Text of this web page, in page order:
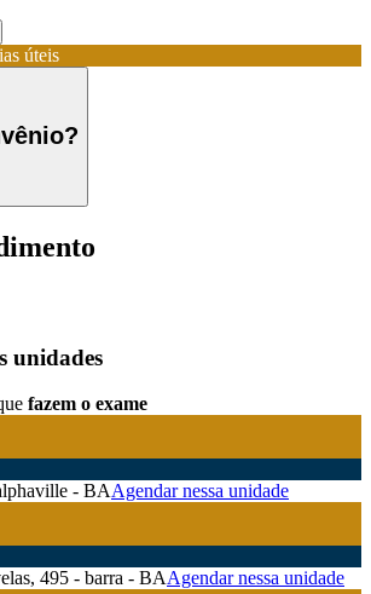
úteis
unidades
fazem o exame
- BAAgendar nessa unidade
495 - barra - BAAgendar nessa unidade